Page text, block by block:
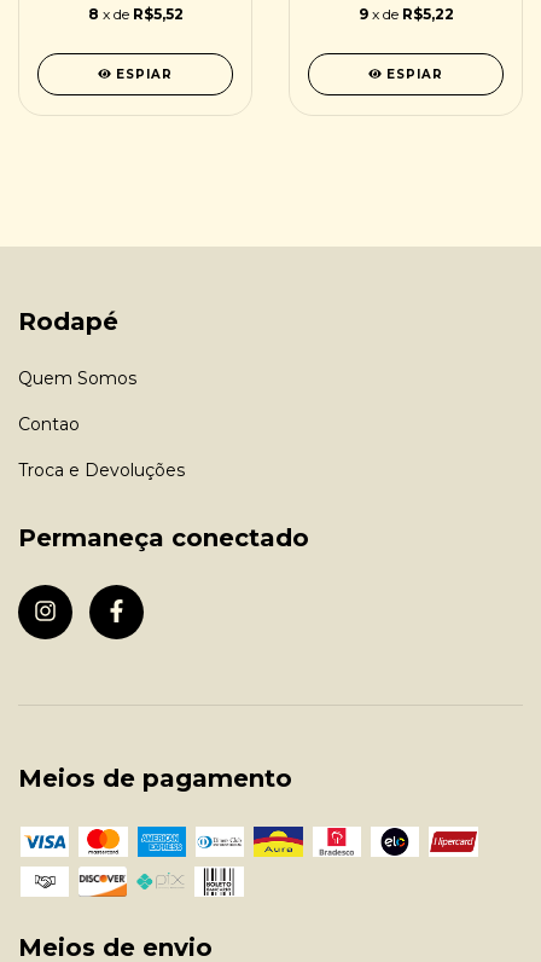
8 x de R$5,52
ESPIAR
9 x de R$5,22
ESPIAR
Rodapé
Quem Somos
Contao
Troca e Devoluções
Permaneça conectado
Meios de pagamento
Meios de envio